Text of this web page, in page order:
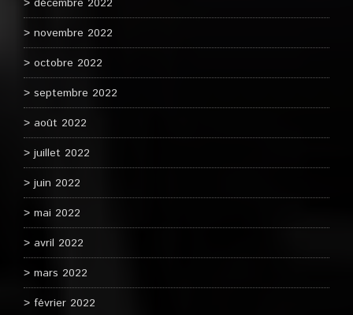
décembre 2022
novembre 2022
octobre 2022
septembre 2022
août 2022
juillet 2022
juin 2022
mai 2022
avril 2022
mars 2022
février 2022